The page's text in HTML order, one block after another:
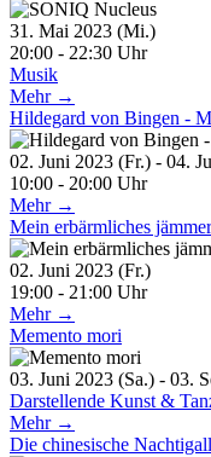
31. Mai 2023 (Mi.)
20:00 - 22:30 Uhr
Musik
Mehr →
Hildegard von Bingen -
02. Juni 2023 (Fr.) - 04.
10:00 - 20:00 Uhr
Mehr →
Mein erbärmliches
02. Juni 2023 (Fr.)
19:00 - 21:00 Uhr
Mehr →
Memento mori
03. Juni 2023 (Sa.) - 03.
Darstellende Kunst &
Mehr →
Die chinesische Nachtigall